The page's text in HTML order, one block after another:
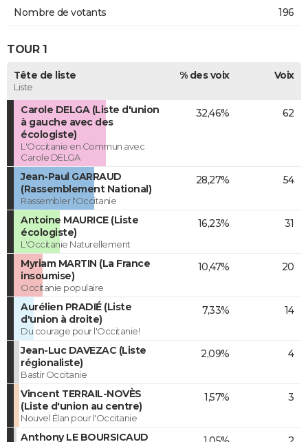
Nombre de votants 196
TOUR 1
Tête de liste
Liste
% des voix Voix
Carole DELGA (Liste d'union
à gauche avec des
écologiste)
L'Occitanie en Commun avec
Carole DELGA
32,46% 62
Jean-Paul GARRAUD
(Rassemblement National)
Rassembler l'Occitanie
28,27% 54
Antoine MAURICE (Liste
écologiste)
L'Occitanie Naturellement
16,23% 31
Myriam MARTIN (La France
insoumise)
Occitanie populaire
10,47% 20
Aurélien PRADIÉ (Liste
d'union à droite)
Du courage pour l'Occitanie!
7,33% 14
Jean-Luc DAVEZAC (Liste
régionaliste)
Bastir Occitanie
2,09% 4
Vincent TERRAIL-NOVÈS
(Liste d'union au centre)
Nouvel Élan pour l'Occitanie
1,57% 3
Anthony LE BOURSICAUD